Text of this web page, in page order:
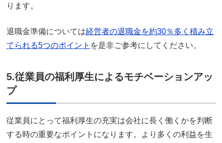
ります。
退職金準備については経営者の退職金を約30％多く積み立
てられる5つのポイント を是非ご参考にしてください。
5.従業員の福利厚生によるモチベーションアッ
プ
従業員にとって福利厚生の充実は会社に長く働くかを判断
する時の重要なポイントになります。より多くの利益を生